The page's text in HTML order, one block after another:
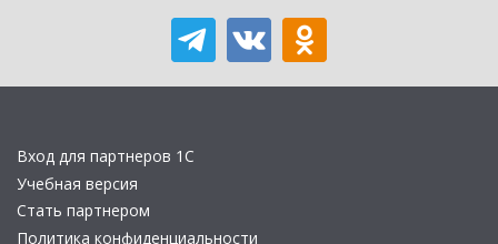
Вход для партнеров 1С
Учебная версия
Стать партнером
Политика конфиденциальности